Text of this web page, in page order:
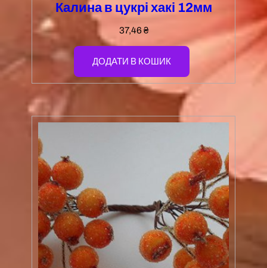
Калина в цукрі хакі 12мм
37,46₴
ДОДАТИ В КОШИК